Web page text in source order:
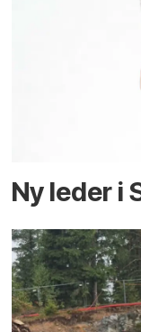
Ny leder i